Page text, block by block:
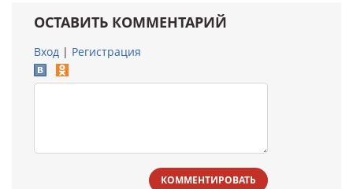
ОСТАВИТЬ КОММЕНТАРИЙ
Вход | Регистрация
КОММЕНТИРОВАТЬ